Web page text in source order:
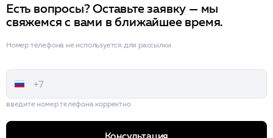
Есть вопросы? Оставьте заявку — мы
свяжемся с вами в ближайшее время.
Номер телефона не используется для рассылки
введите номер телефона корректно
Консультация